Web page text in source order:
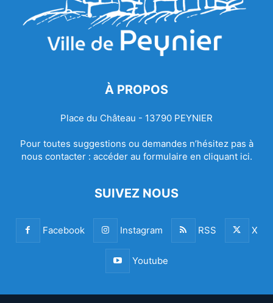
À PROPOS
Place du Château - 13790 PEYNIER
Pour toutes suggestions ou demandes n’hésitez pas à
nous contacter : accéder au formulaire en cliquant ici.
SUIVEZ NOUS
Facebook Instagram RSS X
Youtube